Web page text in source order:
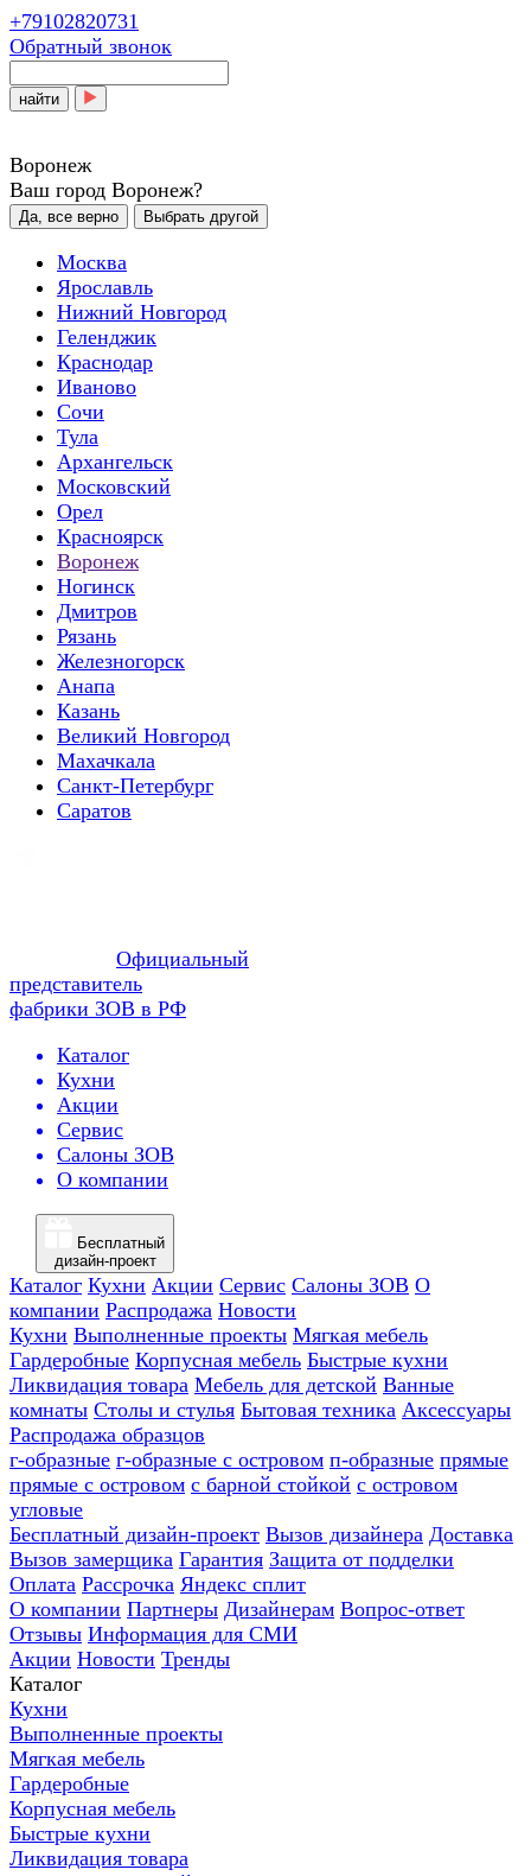
+79102820731
Обратный звонок
найти
Воронеж
Ваш город Воронеж?
Да, все верно Выбрать другой
Москва
Ярославль
Нижний Новгород
Геленджик
Краснодар
Иваново
Сочи
Тула
Архангельск
Московский
Орел
Красноярск
Воронеж
Ногинск
Дмитров
Рязань
Железногорск
Анапа
Казань
Великий Новгород
Махачкала
Санкт-Петербург
Саратов
Официальный
представитель
фабрики ЗОВ в РФ
Каталог
Кухни
Акции
Сервис
Салоны ЗОВ
О компании
Бесплатный
дизайн-проект
Каталог Кухни Акции Сервис Салоны ЗОВ О
компании Распродажа Новости
Кухни Выполненные проекты Мягкая мебель
Гардеробные Корпусная мебель Быстрые кухни
Ликвидация товара Мебель для детской Ванные
комнаты Столы и стулья Бытовая техника Аксессуары
Распродажа образцов
г-образные г-образные с островом п-образные прямые
прямые с островом с барной стойкой с островом
угловые
Бесплатный дизайн-проект Вызов дизайнера Доставка
Вызов замерщика Гарантия Защита от подделки
Оплата Рассрочка Яндекс сплит
О компании Партнеры Дизайнерам Вопрос-ответ
Отзывы Информация для СМИ
Акции Новости Тренды
Каталог
Кухни
Выполненные проекты
Мягкая мебель
Гардеробные
Корпусная мебель
Быстрые кухни
Ликвидация товара